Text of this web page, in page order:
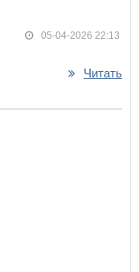
05-04-2026 22:13
Читать